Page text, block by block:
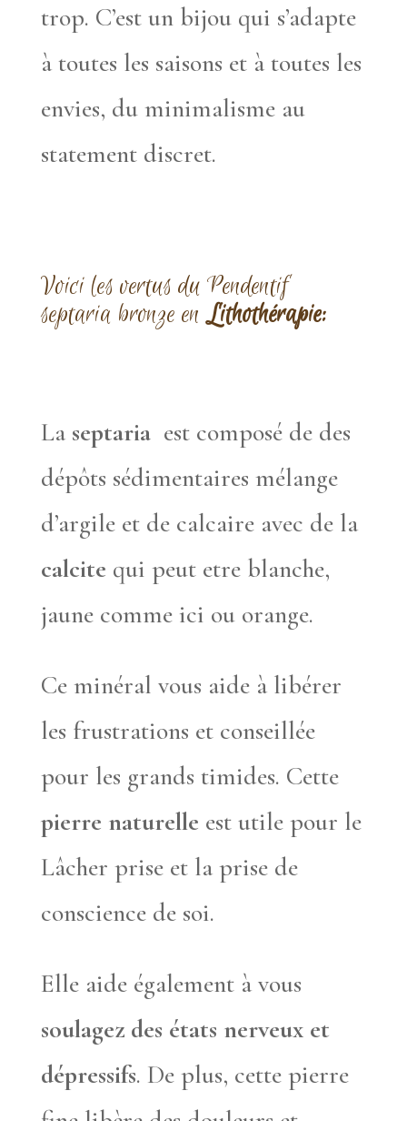
trop. C’est un bijou qui s’adapte
à toutes les saisons et à toutes les
envies, du minimalisme au
statement discret.
Voici les vertus du Pendentif
septaria bronze enLithothérapie:
Laseptaria est composé de des
dépôts sédimentaires mélange
d’argile et de calcaire avec de la
calcite qui peut etre blanche,
jaune comme ici ou orange.
Ce minéral vous aide à libérer
les frustrations et conseillée
pour les grands timides. Cette
pierre naturelle est utile pour le
Lâcher prise et la prise de
conscience de soi.
Elle aide également à vous
soulagez des états nerveux et
dépressifs. De plus, cette pierre